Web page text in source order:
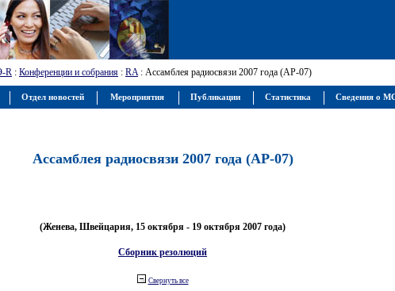
R : Конференции и собрания : RA: Ассамблея радиосвязи 2007 года (АР-07)
Ассамблея радиосвязи 2007 года (АР-07)
(Женева, Швейцария, 15 октября - 19 октября 2007 года)
Сборник резолюций
Свернуть все
Отдел новостей Мероприятия Публикации Статистика Сведения о